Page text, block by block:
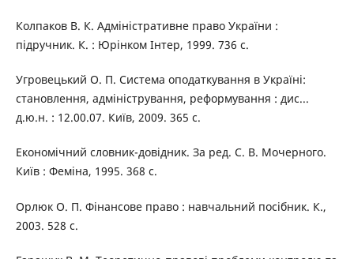
Колпаков В. К. Адміністративне право України :
підручник. К. : Юрінком Інтер, 1999. 736 с.
Угровецький О. П. Система оподаткування в Україні:
становлення, адміністрування, реформування : дис...
д.ю.н. : 12.00.07. Київ, 2009. 365 с.
Економічний словник-довідник. За ред. С. В. Мочерного.
Київ : Феміна, 1995. 368 с.
Орлюк О. П. Фінансове право : навчальний посібник. К.,
2003. 528 с.